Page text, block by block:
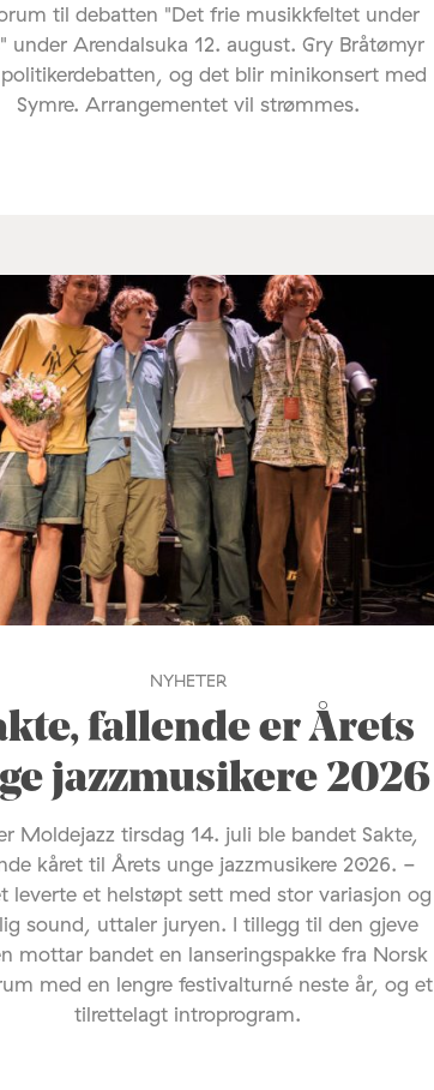
til debatten "Det frie musikkfeltet under
under Arendalsuka 12. august. Gry Bråtømyr
og det blir minikonsert med
Symre. Arrangementet vil strømmes.
NYHETER
fallende er Årets
jazzmusikere 2026
Moldejazz tirsdag 14. juli ble bandet Sakte,
kåret til Årets unge jazzmusikere 2026. -
leverte et helstøpt sett med stor variasjon og
sound, uttaler juryen. I tillegg til den gjeve
mottar bandet en lanseringspakke fra Norsk
med en lengre festivalturné neste år, og et
tilrettelagt introprogram.